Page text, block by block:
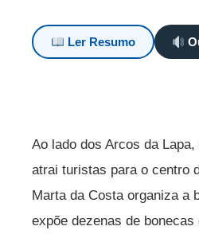
Ler Resumo
Ao lado dos Arcos da
atrai turistas para o centro
Marta da Costa organiza a
expõe dezenas de